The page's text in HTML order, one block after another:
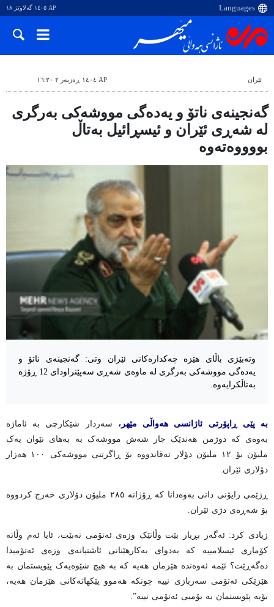
AP ١٤٠٥ گەلاوێژ ١٨
ئێران AP ١٤٠٤ ڕەزبەر ٢ ١٦:٢٠
گەنجینەی ناتۆ و یەدەگی مووشەکی بەرگری
لە شەڕی ئێران و ئیسڕائیل بەتاڵ
بووووەتەوە
وتەبێژی باڵای هێزە چەکدارەکانی ئێران وتی: گەنجینەی ناتۆ و
یەدەگی مووشەکی بەرگری لە ماوەی شەڕی سەپێنراودای 12 ڕۆژە
بەتاڵکرایەوە.
بە پێی ڕاپۆرتی ئاژانسی هەواڵی مێهر، سەردار شێکارچی بە ئاماژە
بەوەی کە دوژمن هەندێک جار شەش مووشەک بە بەهای نێوان یەک
ملیۆن بۆ ١٢ ملیۆن دۆلار تەقاندووە بۆ ڕاگرتنی مووشەکی ١٠٠ هەزار
دۆلاری ئێران.
ڕژێمی زایۆنی دانی بەوەدانا کە ڕۆژانە ٢٨٥ ملیۆن دۆلاری خەرج کردووە
بۆ شەڕەی دژی ئێران.
زیادی کرد: ئەگەر بڕیار بێت وڵاتێک وزەی ئەتۆمی نەبێت، ئایا ئەم وڵاتە
کۆماری ئیسلامییە کە بەدوای بەکارهێنانی ئاشتیانەی وزەی ئەتۆمیدا
دەگەڕێت؟ ئێمە ئەوەندە هێزمان هەیە کە بە هیچ شێوەیەک پێویستمان بە
هێزێکی ئەتۆمی سەربازی نییە چونکە هەموو پێکهاتەکانی هێزمان هەیە،
بۆیە پێویستمان بە بۆمبی ئەتۆمی نییە”.